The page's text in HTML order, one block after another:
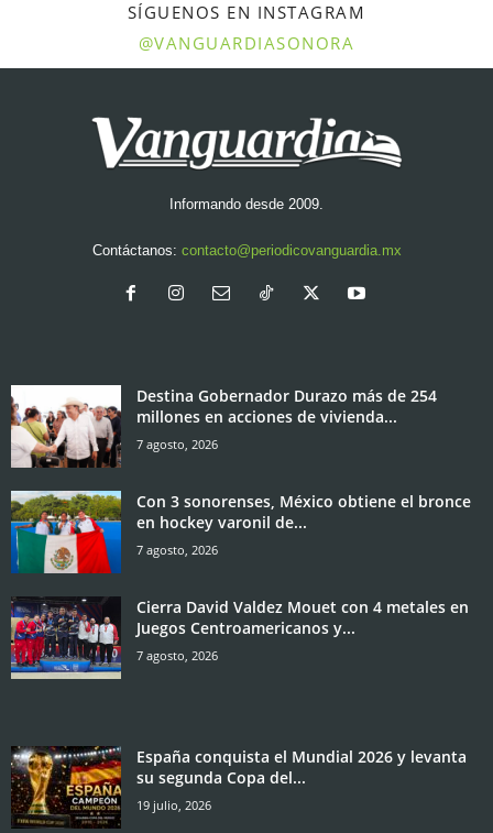
SÍGUENOS EN INSTAGRAM
@VANGUARDIASONORA
Informando desde 2009.
Contáctanos: contacto@periodicovanguardia.mx
Destina Gobernador Durazo más de 254
millones en acciones de vivienda...
7 agosto, 2026
Con 3 sonorenses, México obtiene el bronce
en hockey varonil de...
7 agosto, 2026
Cierra David Valdez Mouet con 4 metales en
Juegos Centroamericanos y...
7 agosto, 2026
España conquista el Mundial 2026 y levanta
su segunda Copa del...
19 julio, 2026